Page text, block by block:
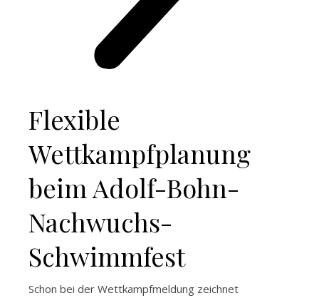
Flexible
Wettkampfplanung
beim Adolf-Bohn-
Nachwuchs-
Schwimmfest
Schon bei der Wettkampfmeldung zeichnet